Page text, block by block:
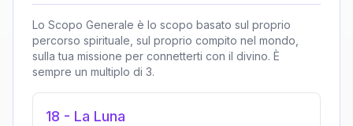
Lo Scopo Generale è lo scopo basato sul proprio
percorso spirituale, sul proprio compito nel mondo,
sulla tua missione per connetterti con il divino. È
sempre un multiplo di 3.
18 - La Luna